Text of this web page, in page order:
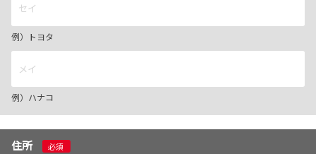
例）トヨタ
例）ハナコ
住所 必須